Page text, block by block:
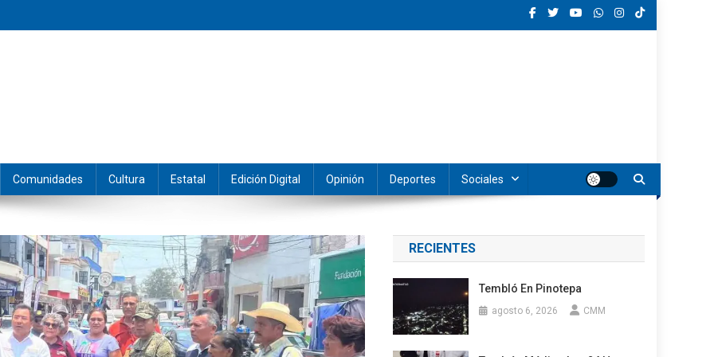
Comunidades Cultura Estatal Edición Digital Opinión Deportes Sociales
RECIENTES
Tembló En Pinotepa
agosto 6, 2026 CMM